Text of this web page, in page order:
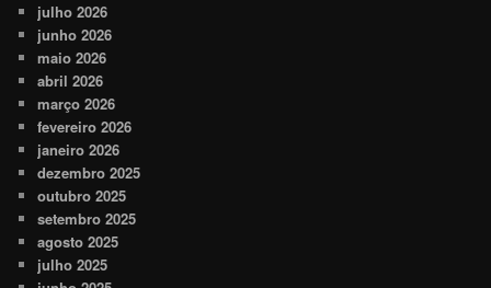
julho 2026
junho 2026
maio 2026
abril 2026
março 2026
fevereiro 2026
janeiro 2026
dezembro 2025
outubro 2025
setembro 2025
agosto 2025
julho 2025